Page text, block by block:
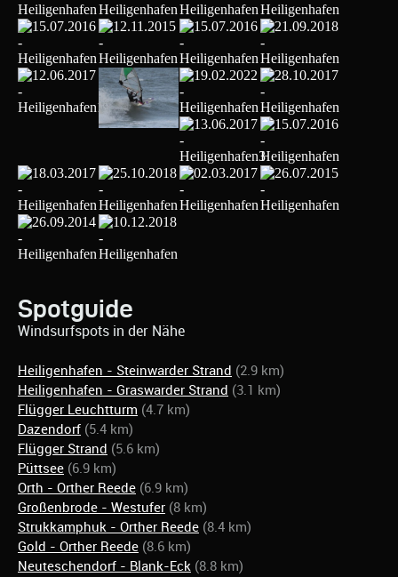
Spotguide
Windsurfspots in der Nähe
Heiligenhafen - Steinwarder Strand (2.9 km)
Heiligenhafen - Graswarder Strand (3.1 km)
Flügger Leuchtturm (4.7 km)
Dazendorf (5.4 km)
Flügger Strand (5.6 km)
Püttsee (6.9 km)
Orth - Orther Reede (6.9 km)
Großenbrode - Westufer (8 km)
Strukkamphuk - Orther Reede (8.4 km)
Gold - Orther Reede (8.6 km)
Neuteschendorf - Blank-Eck (8.8 km)